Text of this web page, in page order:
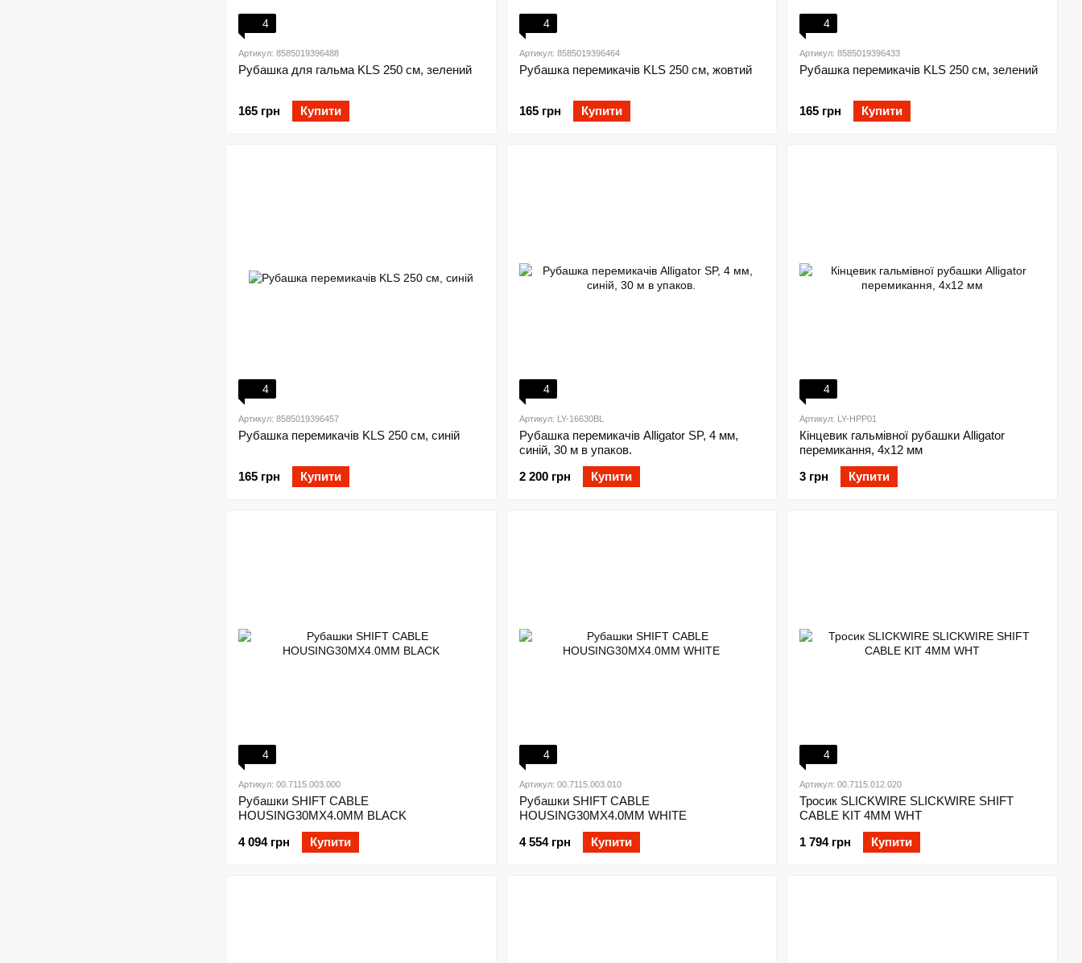
4
Артикул: 8585019396488
Рубашка для гальма KLS 250 см, зелений
165 грн Купити
4
Артикул: 8585019396464
Рубашка перемикачів KLS 250 см, жовтий
165 грн Купити
4
Артикул: 8585019396433
Рубашка перемикачів KLS 250 см, зелений
165 грн Купити
4
Артикул: 8585019396457
Рубашка перемикачів KLS 250 см, синій
165 грн Купити
4
Артикул: LY-16630BL
Рубашка перемикачів Alligator SP, 4 мм,
синій, 30 м в упаков.
2 200 грн
Купити
4
Артикул: LY-HPP01
Кінцевик гальмівної рубашки Alligator
перемикання, 4х12 мм
3 грн
Купити
4
Артикул: 00.7115.003.000
Рубашки SHIFT CABLE
HOUSING30MX4.0MM BLACK
4 094 грн
Купити
4
Артикул: 00.7115.003.010
Рубашки SHIFT CABLE
HOUSING30MX4.0MM WHITE
4 554 грн
Купити
4
Артикул: 00.7115.012.020
Тросик SLICKWIRE SLICKWIRE SHIFT
CABLE KIT 4MM WHT
1 794 грн
Купити